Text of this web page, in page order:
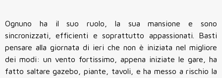
Ognuno ha il suo ruolo, la sua mansione e sono
sincronizzati, efficienti e soprattutto appassionati. Basti
pensare alla giornata di ieri che non è iniziata nel migliore
dei modi: un vento fortissimo, appena iniziate le gare, ha
fatto saltare gazebo, piante, tavoli, e ha messo a rischio la